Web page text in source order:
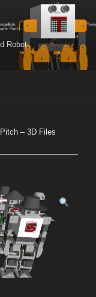
Robot
– 3D Files